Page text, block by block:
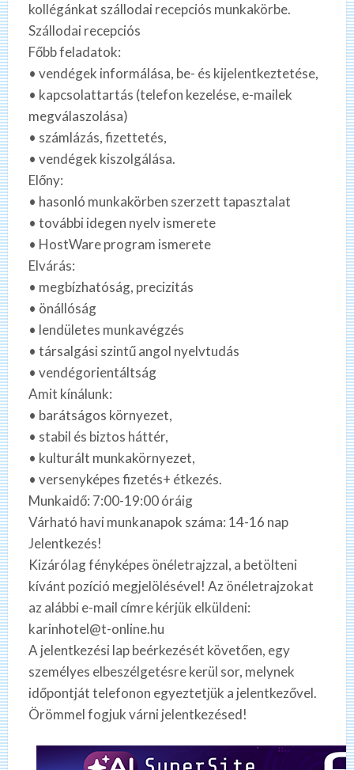
kollégánkat szállodai recepciós munkakörbe.
Szállodai recepciós
Főbb feladatok:
• vendégek informálása, be- és kijelentkeztetése,
• kapcsolattartás (telefon kezelése, e-mailek
megválaszolása)
• számlázás, fizettetés,
• vendégek kiszolgálása.
Előny:
• hasonló munkakörben szerzett tapasztalat
• további idegen nyelv ismerete
• HostWare program ismerete
Elvárás:
• megbízhatóság, precizitás
• önállóság
• lendületes munkavégzés
• társalgási szintű angol nyelvtudás
• vendégorientáltság
Amit kínálunk:
• barátságos környezet,
• stabil és biztos háttér,
• kulturált munkakörnyezet,
• versenyképes fizetés+ étkezés.
Munkaidő: 7:00-19:00 óráig
Várható havi munkanapok száma: 14-16 nap
Jelentkezés!
Kizárólag fényképes önéletrajzzal, a betölteni
kívánt pozíció megjelölésével! Az önéletrajzokat
az alábbi e-mail címre kérjük elküldeni:
karinhotel@t-online.hu
A jelentkezési lap beérkezését követően, egy
személyes elbeszélgetésre kerül sor, melynek
időpontját telefonon egyeztetjük a jelentkezővel.
Örömmel fogjuk várni jelentkezésed!